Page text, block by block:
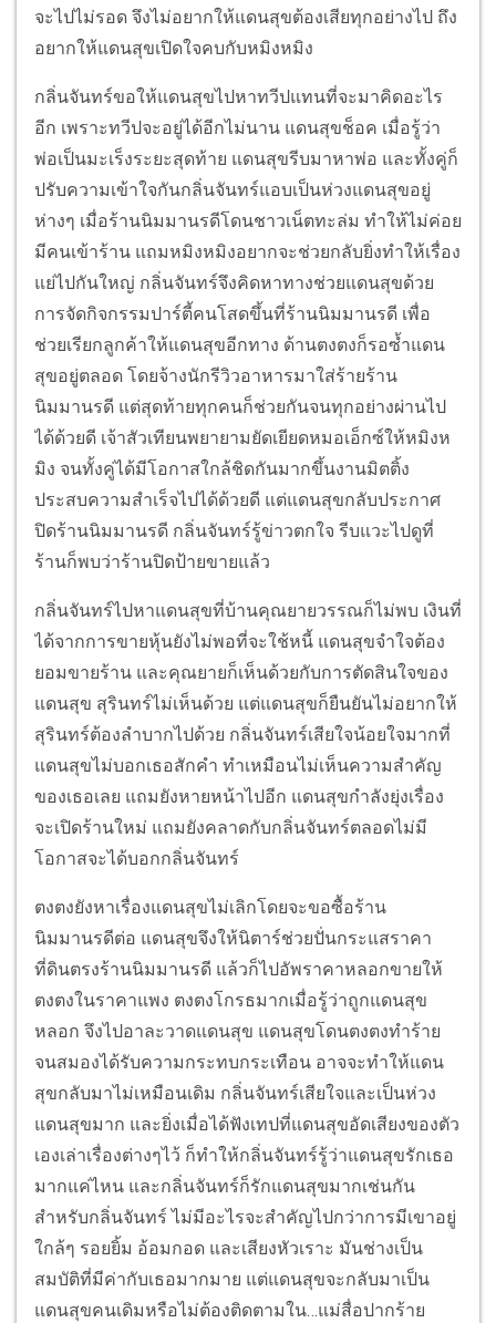
จะไปไม่รอด จึงไม่อยากให้แดนสุขต้องเสียทุกอย่างไป ถึง
อยากให้แดนสุขเปิดใจคบกับหมิงหมิง
กลิ่นจันทร์ขอให้แดนสุขไปหาทวีปแทนที่จะมาคิดอะไร
อีก เพราะทวีปจะอยู่ได้อีกไม่นาน แดนสุขช็อค เมื่อรู้ว่า
พ่อเป็นมะเร็งระยะสุดท้าย แดนสุขรีบมาหาพ่อ และทั้งคู่ก็
ปรับความเข้าใจกันกลิ่นจันทร์แอบเป็นห่วงแดนสุขอยู่
ห่างๆ เมื่อร้านนิมมานรดีโดนชาวเน็ตทะล่ม ทำให้ไม่ค่อย
มีคนเข้าร้าน แถมหมิงหมิงอยากจะช่วยกลับยิ่งทำให้เรื่อง
แย่ไปกันใหญ่ กลิ่นจันทร์จึงคิดหาทางช่วยแดนสุขด้วย
การจัดกิจกรรมปาร์ตี้คนโสดขึ้นที่ร้านนิมมานรดี เพื่อ
ช่วยเรียกลูกค้าให้แดนสุขอีกทาง ด้านตงตงก็รอซ้ำแดน
สุขอยู่ตลอด โดยจ้างนักรีวิวอาหารมาใส่ร้ายร้าน
นิมมานรดี แต่สุดท้ายทุกคนก็ช่วยกันจนทุกอย่างผ่านไป
ได้ด้วยดี เจ้าสัวเทียนพยายามยัดเยียดหมอเอ็กซ์ให้หมิงห
มิง จนทั้งคู่ได้มีโอกาสใกล้ชิดกันมากขึ้นงานมิตติ้ง
ประสบความสำเร็จไปได้ด้วยดี แต่แดนสุขกลับประกาศ
ปิดร้านนิมมานรดี กลิ่นจันทร์รู้ข่าวตกใจ รีบแวะไปดูที่
ร้านก็พบว่าร้านปิดป้ายขายแล้ว
กลิ่นจันทร์ไปหาแดนสุขที่บ้านคุณยายวรรณก็ไม่พบ เงินที่
ได้จากการขายหุ้นยังไม่พอที่จะใช้หนี้ แดนสุขจำใจต้อง
ยอมขายร้าน และคุณยายก็เห็นด้วยกับการตัดสินใจของ
แดนสุข สุรินทร์ไม่เห็นด้วย แต่แดนสุขก็ยืนยันไม่อยากให้
สุรินทร์ต้องลำบากไปด้วย กลิ่นจันทร์เสียใจน้อยใจมากที่
แดนสุขไม่บอกเธอสักคำ ทำเหมือนไม่เห็นความสำคัญ
ของเธอเลย แถมยังหายหน้าไปอีก แดนสุขกำลังยุ่งเรื่อง
จะเปิดร้านใหม่ แถมยังคลาดกับกลิ่นจันทร์ตลอดไม่มี
โอกาสจะได้บอกกลิ่นจันทร์
ตงตงยังหาเรื่องแดนสุขไม่เลิกโดยจะขอซื้อร้าน
นิมมานรดีต่อ แดนสุขจึงให้นิตาร์ช่วยปั่นกระแสราคา
ที่ดินตรงร้านนิมมานรดี แล้วก็ไปอัพราคาหลอกขายให้
ตงตงในราคาแพง ตงตงโกรธมากเมื่อรู้ว่าถูกแดนสุข
หลอก จึงไปอาละวาดแดนสุข แดนสุขโดนตงตงทำร้าย
จนสมองได้รับความกระทบกระเทือน อาจจะทำให้แดน
สุขกลับมาไม่เหมือนเดิม กลิ่นจันทร์เสียใจและเป็นห่วง
แดนสุขมาก และยิ่งเมื่อได้ฟังเทปที่แดนสุขอัดเสียงของตัว
เองเล่าเรื่องต่างๆไว้ ก็ทำให้กลิ่นจันทร์รู้ว่าแดนสุขรักเธอ
มากแค่ไหน และกลิ่นจันทร์ก็รักแดนสุขมากเช่นกัน
สำหรับกลิ่นจันทร์ ไม่มีอะไรจะสำคัญไปกว่าการมีเขาอยู่
ใกล้ๆ รอยยิ้ม อ้อมกอด และเสียงหัวเราะ มันช่างเป็น
สมบัติที่มีค่ากับเธอมากมาย แต่แดนสุขจะกลับมาเป็น
แดนสุขคนเดิมหรือไม่ต้องติดตามใน…แม่สื่อปากร้าย